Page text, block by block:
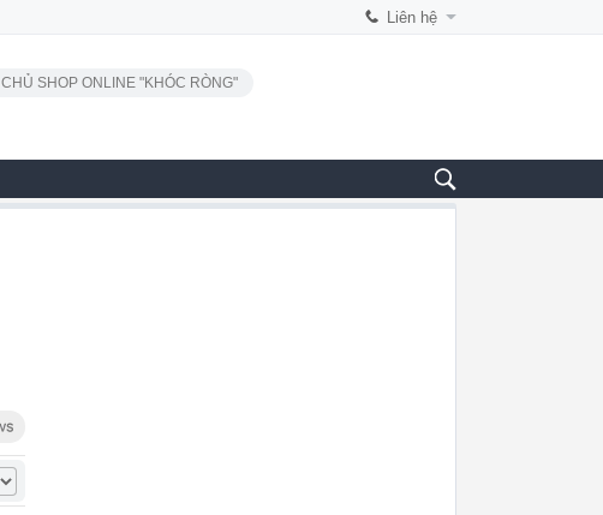
Liên hệ
CHỦ SHOP ONLINE "KHÓC RÒNG"